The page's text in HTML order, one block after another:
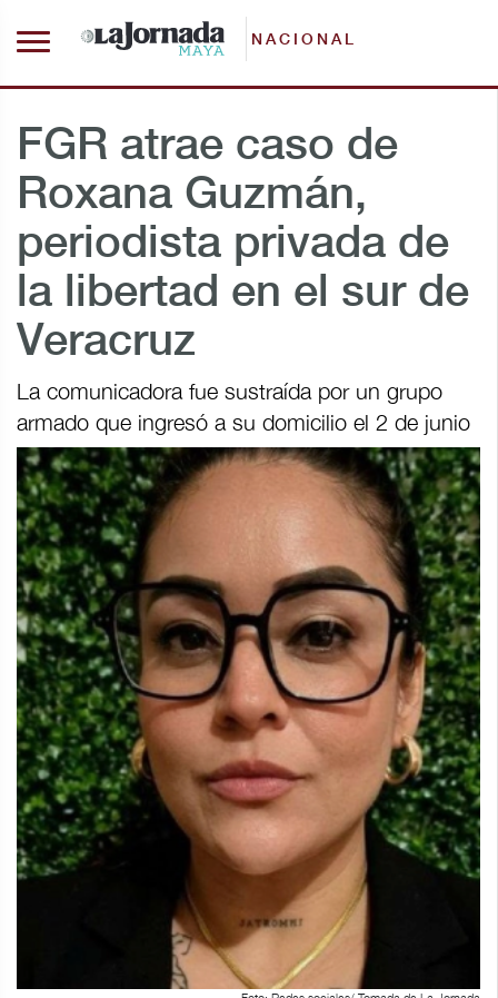
NACIONAL
FGR atrae caso de
Roxana Guzmán,
periodista privada de
la libertad en el sur de
Veracruz
La comunicadora fue sustraída por un grupo
armado que ingresó a su domicilio el 2 de junio